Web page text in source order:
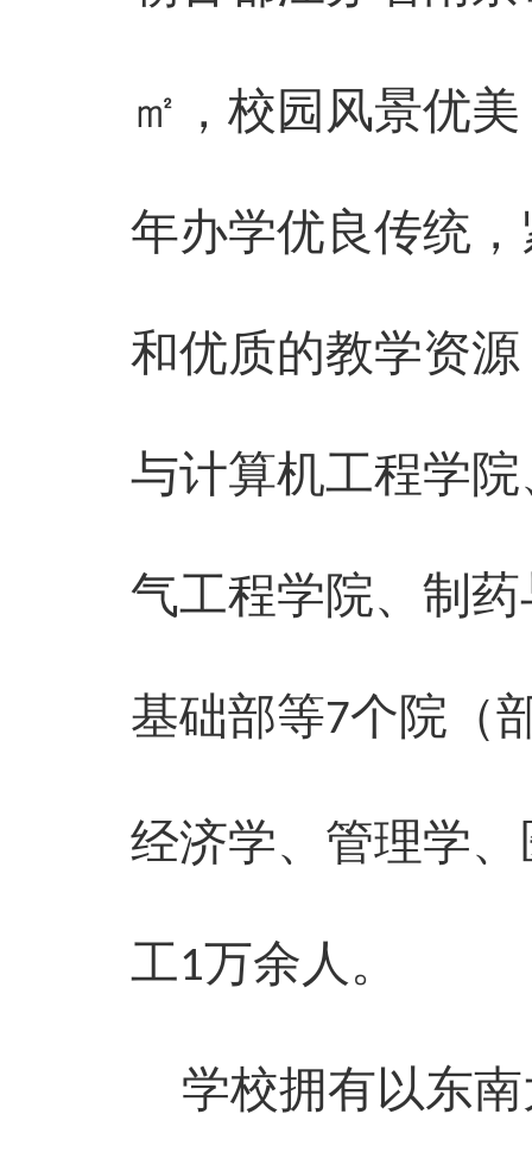
㎡，校园风景优
年办学优良传统
和优质的教学资
与计算机工程学
气工程学院、制
基础部等7个院（
经济学、管理学
工1万余人。
学校拥有以东